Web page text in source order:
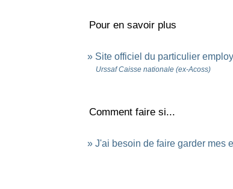
Pour en savoir plus
Site officiel du particulier
Urssaf Caisse nationale (ex-Acoss)
Comment faire si...
J'ai besoin de faire garder mes